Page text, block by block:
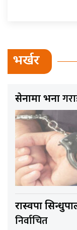
भर्खर
सेनामा भर्ना
रास्वपा
निर्वाचित